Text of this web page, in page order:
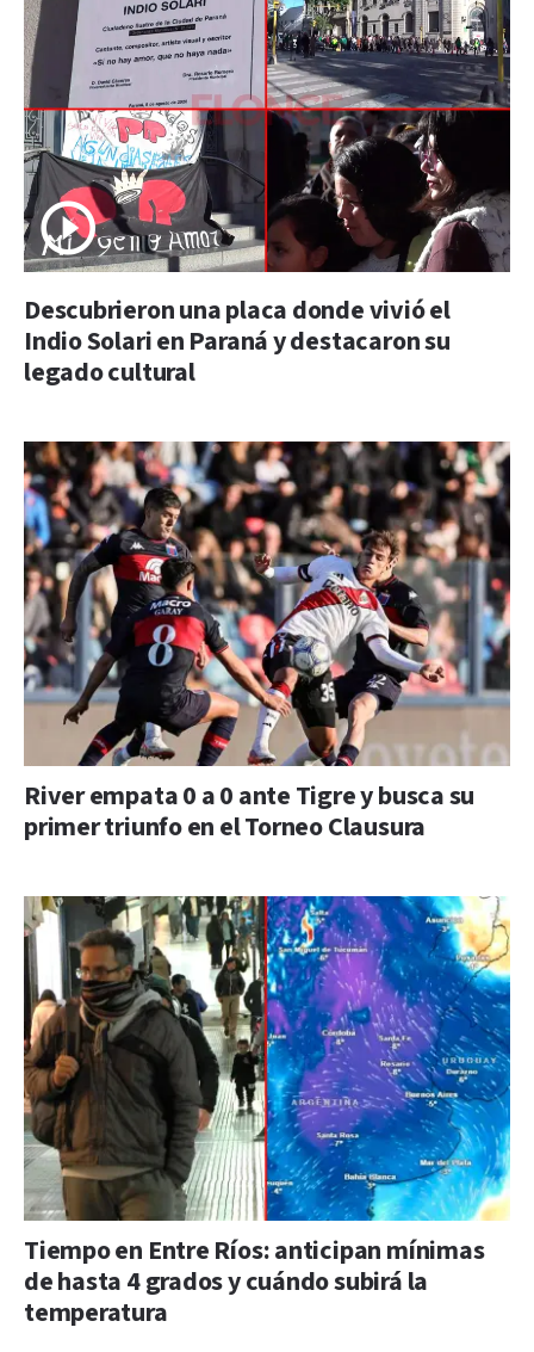
Descubrieron una placa donde vivió el
Indio Solari en Paraná y destacaron su
legado cultural
River empata 0 a 0 ante Tigre y busca su
primer triunfo en el Torneo Clausura
Tiempo en Entre Ríos: anticipan mínimas
de hasta 4 grados y cuándo subirá la
temperatura